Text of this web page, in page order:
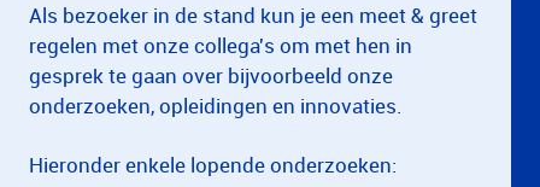
Als bezoeker in de stand kun je een meet & greet
regelen met onze collega's om met hen in
gesprek te gaan over bijvoorbeeld onze
onderzoeken, opleidingen en innovaties.
Hieronder enkele lopende onderzoeken: